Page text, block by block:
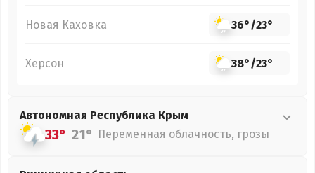
Новая Каховка 36°/23°
Херсон 38°/23°
Автономная Республика Крым
33° 21° Переменная облачность, грозы